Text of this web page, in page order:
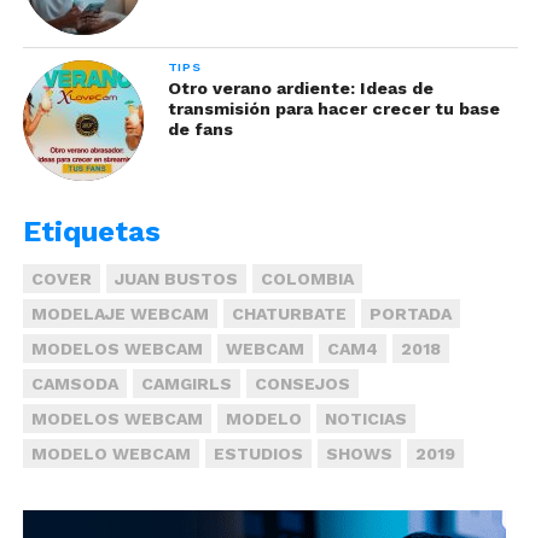
regala abrazos, presta tu hombro a quien lo
carga, pero puedes hacérsela menos pesada.
TIPS
Otro verano ardiente: Ideas de
transmisión para hacer crecer tu base
de fans
Etiquetas
COVER JUAN BUSTOS
COLOMBIA
MODELAJE WEBCAM
CHATURBATE
PORTADA
MODELOS WEBCAM
WEBCAM CAM4
2018
CAMSODA
CAMGIRLS
CONSEJOS
MODELOS WEBCAM
MODELO
NOTICIAS
MODELO WEBCAM
ESTUDIOS SHOWS 2019